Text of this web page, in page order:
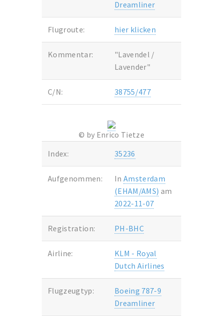
Dreamliner
Flugroute: hier klicken
Kommentar:
"Lavendel /
Lavender"
C/N: 38755/477
© by Enrico Tietze
Index:
35236
Aufgenommen: In Amsterdam
(EHAM/AMS) am
2022-11-07
Registration: PH-BHC
Airline:
KLM - Royal
Dutch Airlines
Flugzeugtyp:
Boeing 787-9
Dreamliner